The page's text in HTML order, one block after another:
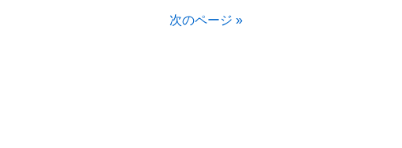
次のページ »